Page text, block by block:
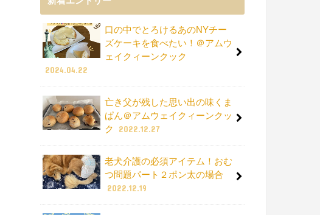
口の中でとろけるあのNYチー
ズケーキを食べたい！＠アムウ
ェイクィーンクック
2024.04.22
亡き父が残した思い出の味くま
ぱん＠アムウェイクィーンクッ
ク
2022.12.27
老犬介護の必須アイテム！おむ
つ問題パート２ポン太の場合
2022.12.19